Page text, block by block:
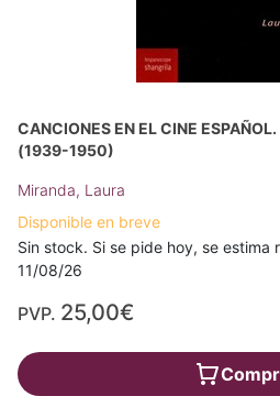
CANCIONES EN EL CINE
(1939-1950)
Miranda, Laura
Disponible en breve
Sin stock. Si se pide hoy, se estima
11/08/26
PVP. 25,00€